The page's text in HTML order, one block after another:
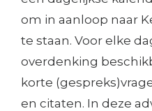
om in aanloop naar
te staan. Voor elke
overdenking
korte
en citaten. In deze